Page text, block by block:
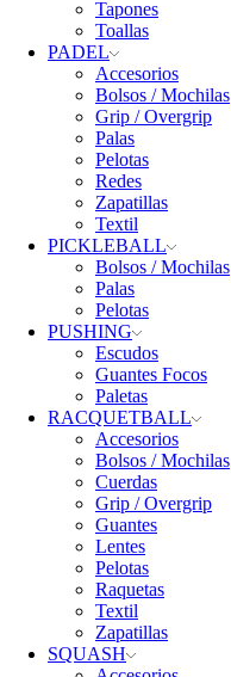
Tapones
Toallas
PADEL
Accesorios
Bolsos / Mochilas
Grip / Overgrip
Palas
Pelotas
Redes
Zapatillas
Textil
PICKLEBALL
Bolsos / Mochilas
Palas
Pelotas
PUSHING
Escudos
Guantes Focos
Paletas
RACQUETBALL
Accesorios
Bolsos / Mochilas
Cuerdas
Grip / Overgrip
Guantes
Lentes
Pelotas
Raquetas
Textil
Zapatillas
SQUASH